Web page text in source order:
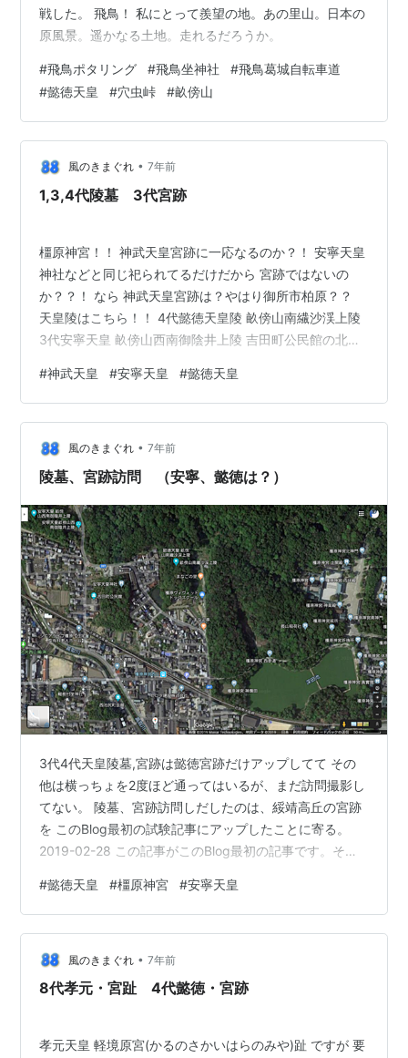
戦した。 飛鳥！ 私にとって羨望の地。あの里山。日本の
原風景。遥かなる土地。走れるだろうか。
#飛鳥ポタリング #飛鳥坐神社 #飛鳥葛城自転車道
#懿徳天皇 #穴虫峠 #畝傍山
風のきまぐれ • 7年前
1,3,4代陵墓 3代宮跡
橿原神宮！！ 神武天皇宮跡に一応なるのか？！ 安寧天皇
神社などと同じ祀られてるだけだから 宮跡ではないの
か？？！ なら 神武天皇宮跡は？やはり御所市柏原？？
天皇陵はこちら！！ 4代懿徳天皇陵 畝傍山南繊沙渓上陵
3代安寧天皇 畝傍山西南御陰井上陵 吉田町公民館の北上
結構分かりづらい 大昔の場所は立入禁止の門扉だあった
ので 神宮西 長山稲荷社 さくっと橿原神宮はあとにして
大和高田市 竜王宮 正式名：石園座多久虫玉神社 その西
入り口左側 石柱柵内に！宮跡石碑 3代安寧天皇片塩浮孔
宮跡
#神武天皇 #安寧天皇 #懿徳天皇
風のきまぐれ • 7年前
陵墓、宮跡訪問 （安寧、懿徳は？）
3代4代天皇陵墓,宮跡は懿徳宮跡だけアップしてて その
他は横っちょを2度ほど通ってはいるが、まだ訪問撮影し
てない。 陵墓、宮跡訪問しだしたのは、綏靖高丘の宮跡
を このBlog最初の試験記事にアップしたことに寄る。
2019-02-28 この記事がこのBlog最初の記事です。それ
yahooからの移転記事！このBlogの正味投稿は4月以降！
欠史八代の天皇宮跡、陵墓はあちきのいる場所から数km
あるいは十数kmの場所にあるのがほとんどなのだ！7代
が少し 9代が奈良市でちょいと離れてるｗ もう一つの理
由が 少し前にアップした記事内にも書いたことだが…
#懿徳天皇 #橿原神宮 #安寧天皇
風のきまぐれ • 7年前
8代孝元・宮趾 4代懿徳・宮跡
孝元天皇 軽境原宮(かるのさかいはらのみや)趾 ですが 要